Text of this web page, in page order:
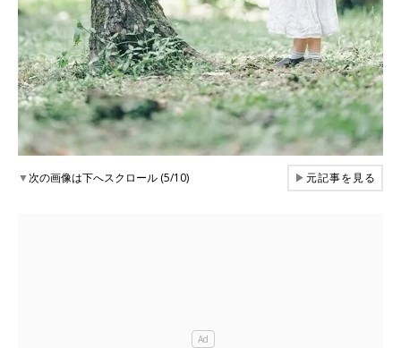
▼次の画像は下へスクロール (5/10) ▶元記事を見る